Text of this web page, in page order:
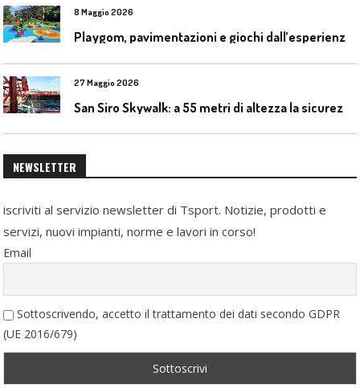
8 Maggio 2026
27 Maggio 2026
NEWSLETTER
iscriviti al servizio newsletter di Tsport. Notizie, prodotti e
servizi, nuovi impianti, norme e lavori in corso!
Email
Sottoscrivendo, accetto il trattamento dei dati secondo GDPR
(UE 2016/679)